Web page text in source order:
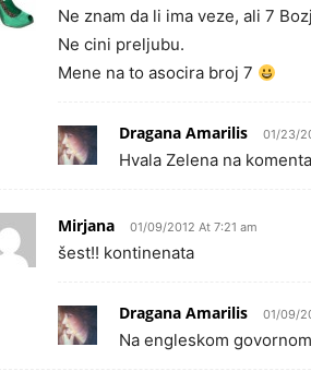
Ne znam da li ima veze, ali 7
Ne cini preljubu.
Mene na to asocira broj 7
Dragana Amarilis 01/23/
Hvala Zelena na
Mirjana 01/09/2012 At 7:21 am
šest!! kontinenata
Dragana Amarilis 01/09/
Na engleskom